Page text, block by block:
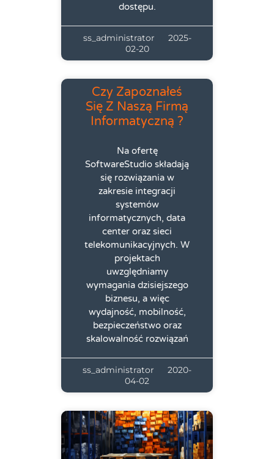
dostępu.
ss_administrator
2025-
02-20
Czy Zapoznałeś
Się Z Naszą Firmą
Informatyczną ?
Na ofertę
SoftwareStudio składają
się rozwiązania w
zakresie integracji
systemów
informatycznych, data
center oraz sieci
telekomunikacyjnych. W
projektach
uwzględniamy
wymagania dzisiejszego
biznesu, a więc
wydajność, mobilność,
bezpieczeństwo oraz
skalowalność rozwiązań
ss_administrator
2020-
04-02